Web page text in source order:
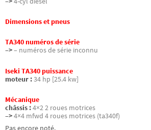
Dimensions et pneus
TA340 numéros de série
–>– numéros de série inconnu
Iseki TA340 puissance
moteur :34 hp [25.4 kw]
Mécanique
châssis :4×2 2 roues motrices
–>4×4 mfwd 4 roues motrices (ta340f)
Pas encore noté.